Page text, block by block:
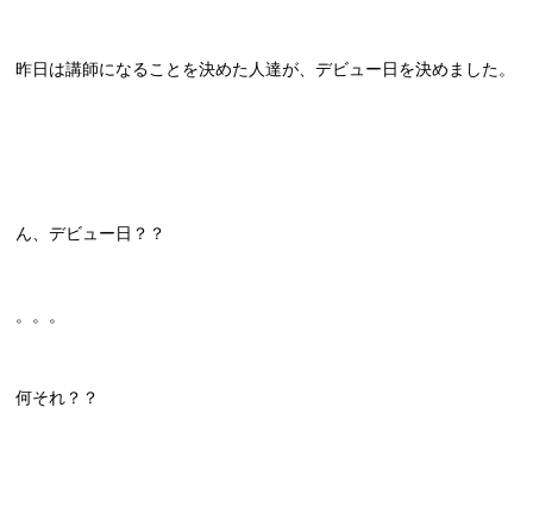
昨日は講師になることを決めた人達が、デビュー日を決めました。
ん、デビュー日？？
。。。
何それ？？